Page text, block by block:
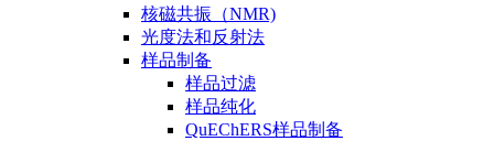
核磁共振（NMR)
光度法和反射法
样品制备
样品过滤
样品纯化
QuEChERS样品制备